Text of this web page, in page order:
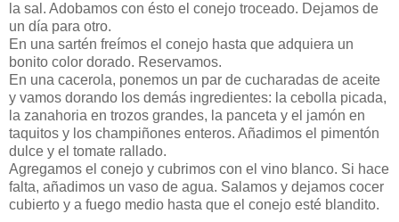
la sal. Adobamos con ésto el conejo troceado. Dejamos de
un día para otro.
En una sartén freímos el conejo hasta que adquiera un
bonito color dorado. Reservamos.
En una cacerola, ponemos un par de cucharadas de aceite
y vamos dorando los demás ingredientes: la cebolla picada,
la zanahoria en trozos grandes, la panceta y el jamón en
taquitos y los champiñones enteros. Añadimos el pimentón
dulce y el tomate rallado.
Agregamos el conejo y cubrimos con el vino blanco. Si hace
falta, añadimos un vaso de agua. Salamos y dejamos cocer
cubierto y a fuego medio hasta que el conejo esté blandito.